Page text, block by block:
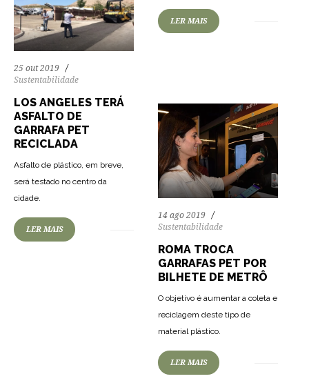
LER MAIS
25 out 2019
Sustentabilidade
LOS ANGELES TERÁ
ASFALTO DE
GARRAFA PET
RECICLADA
Asfalto de plástico, em breve,
será testado no centro da
cidade.
LER MAIS
14 ago 2019
Sustentabilidade
ROMA TROCA
GARRAFAS PET POR
BILHETE DE METRÔ
O objetivo é aumentar a coleta e
reciclagem deste tipo de
material plástico.
LER MAIS
74 1324